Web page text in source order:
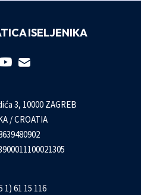
ISELJENIKA
3, 10000 ZAGREB
/ CROATIA
1) 61 15 116